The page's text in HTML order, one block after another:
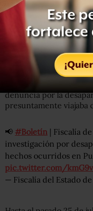
Este lunes 27 de julio,
Fiscalía Especializada
denuncia por la
presuntamente viajaba
📢 #Boletín | Fiscalía
investigación por
hechos ocurridos en
pic.twitter.com/
— Fiscalía del Estado de